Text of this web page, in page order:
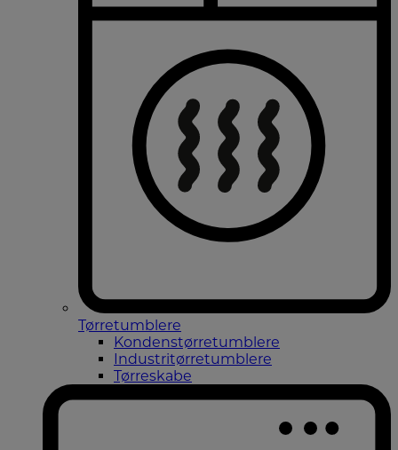
Tørretumblere
Kondenstørretumblere
Industritørretumblere
Tørreskabe